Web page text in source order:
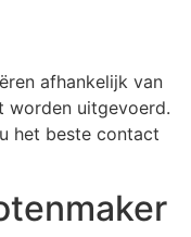
afhankelijk van
worden uitgevoerd.
het beste contact